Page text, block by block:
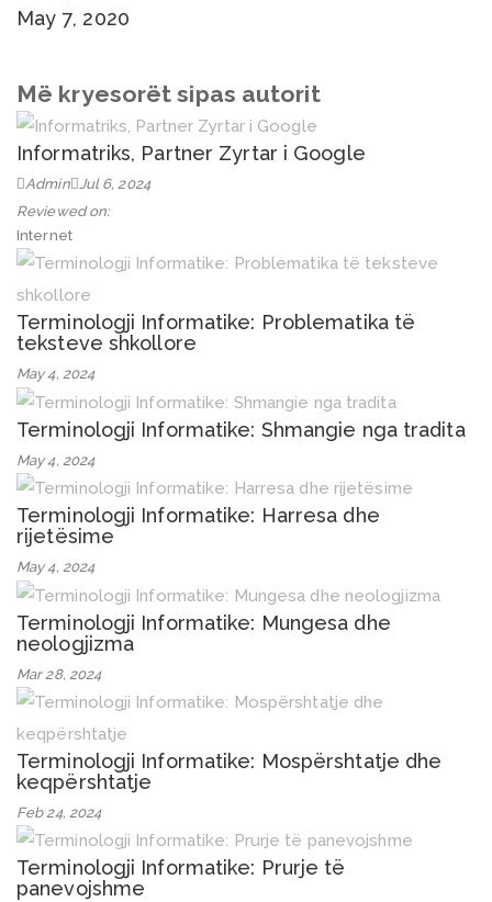
May 7, 2020
Më kryesorët sipas autorit
Informatriks, Partner Zyrtar i Google
Admin
Jul 6, 2024
Reviewed on:
Internet
Terminologji Informatike: Problematika të
teksteve shkollore
May 4, 2024
Terminologji Informatike: Shmangie nga tradita
May 4, 2024
Terminologji Informatike: Harresa dhe
rijetësime
May 4, 2024
Terminologji Informatike: Mungesa dhe
neologjizma
Mar 28, 2024
Terminologji Informatike: Mospërshtatje dhe
keqpërshtatje
Feb 24, 2024
Terminologji Informatike: Prurje të
panevojshme